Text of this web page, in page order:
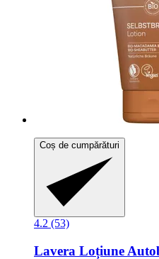
Coș de cumpărături
4.2 (53)
Lavera Loțiune